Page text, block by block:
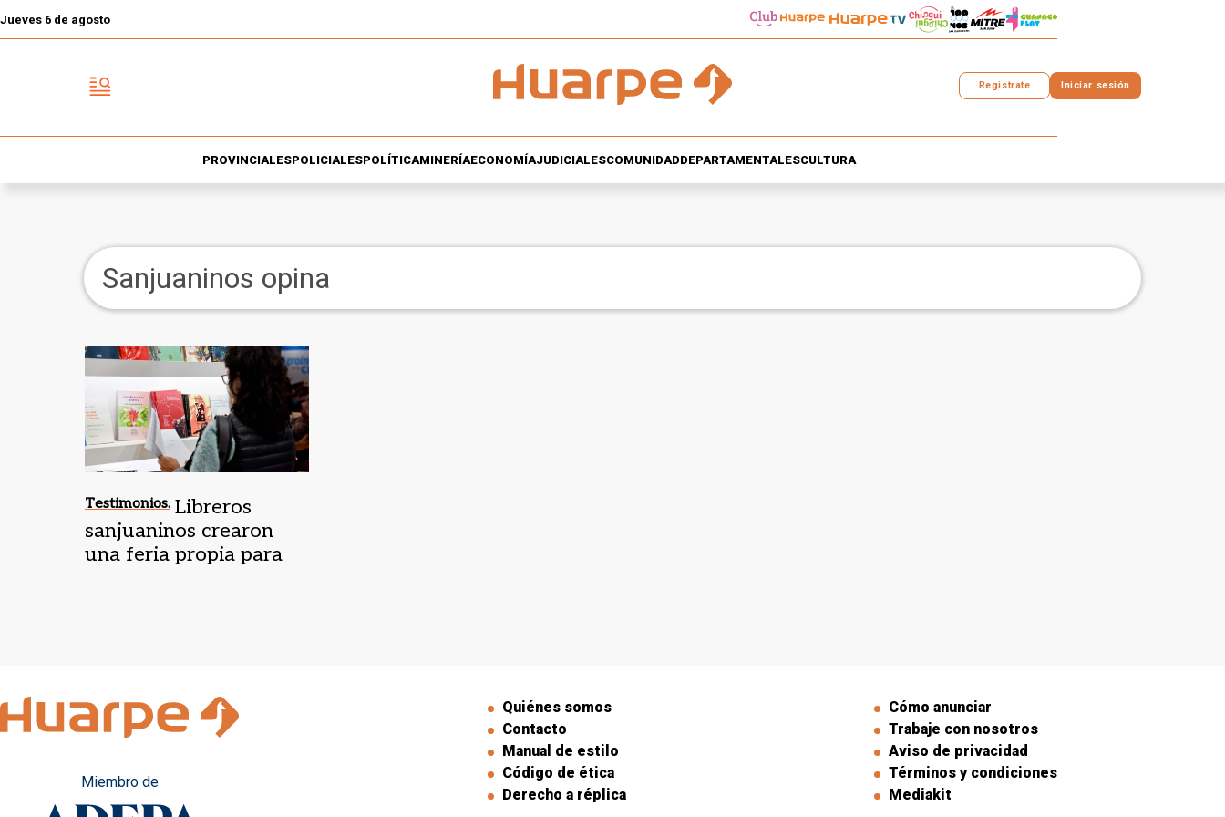
Jueves 6 de agosto
Registrate Iniciar sesión
PROVINCIALESPOLICIALESPOLÍTICAMINERÍAECONOMÍAJUDICIALESCOMUNIDADDEPARTAMENTALESCULTURA
Sanjuaninos opina
Testimonios. Libreros
sanjuaninos crearon
una feria propia para
Miembro de
Quiénes somos
Contacto
Manual de estilo
Código de ética
Derecho a réplica
Cómo anunciar
Trabaje con nosotros
Aviso de privacidad
Términos y condiciones
Mediakit